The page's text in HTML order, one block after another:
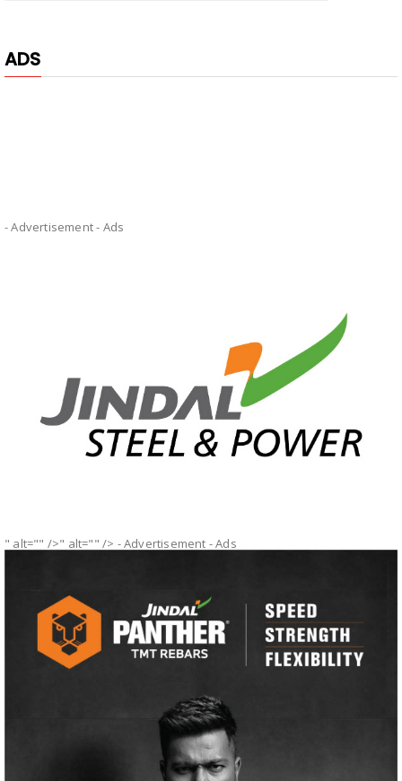
ADS
- Advertisement - Ads
" alt="" />" alt="" /> - Advertisement -Ads